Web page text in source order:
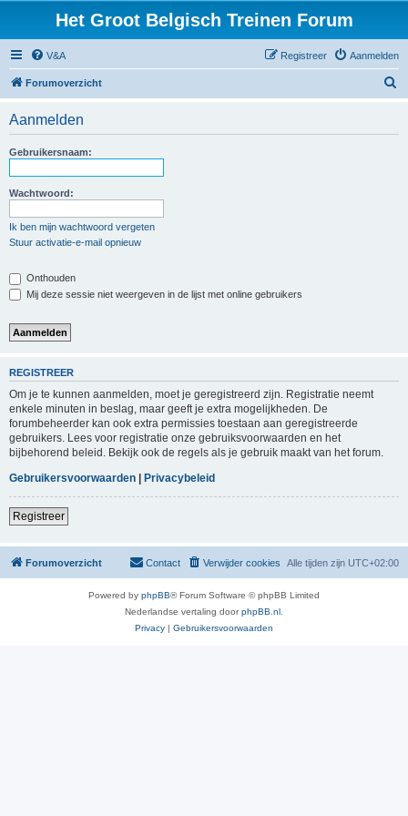
Het Groot Belgisch Treinen Forum
V&A Aanmelden
Registreer
Forumoverzicht
Aanmelden
Gebruikersnaam:
Wachtwoord:
Ik ben mijn wachtwoord vergeten
Stuur activatie-e-mail opnieuw
Onthouden
Mij deze sessie niet weergeven in de lijst met online gebruikers
REGISTREER
Om je te kunnen aanmelden, moet je geregistreerd zijn. Registratie neemt
enkele minuten in beslag, maar geeft je extra mogelijkheden. De
forumbeheerder kan ook extra permissies toestaan aan geregistreerde
gebruikers. Lees voor registratie onze gebruiksvoorwaarden en het
bijbehorend beleid. Bekijk ook de regels als je gebruik maakt van het forum.
Gebruikersvoorwaarden | Privacybeleid
Registreer
Forumoverzicht Alle tijden zijn UTC+02:00
Verwijder cookies
Contact
Powered by phpBB® Forum Software © phpBB Limited
Nederlandse vertaling doorphpBB.nl
Privacy | Gebruikersvoorwaarden